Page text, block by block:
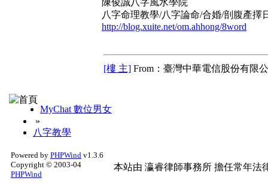
陳俊誠八字風水學院
八字命理教學/八字論命/合婚/剖腹產擇
http://blog.xuite.net/om.ahhong/8word
[樓 主] From：臺灣中華電信股份有限
MyChat 數位男女
»
八字教學
Powered by PHPWind v1.3.6
Copyright © 2003-04
PHPWind
本站由 瀛睿律師事務所 擔任常年法